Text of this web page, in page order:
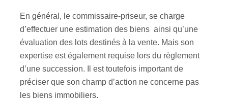
En général, le commissaire-priseur, se charge
d’effectuer une estimation des biens ainsi qu’une
évaluation des lots destinés à la vente. Mais son
expertise est également requise lors du règlement
d’une succession. Il est toutefois important de
préciser que son champ d’action ne concerne pas
les biens immobiliers.